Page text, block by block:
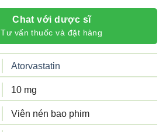
Chat với dược sĩ
Tư vấn thuốc và đặt hàng
Atorvastatin
10 mg
Viên nén bao phim